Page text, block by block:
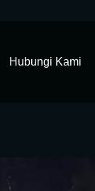
Hubungi Kami